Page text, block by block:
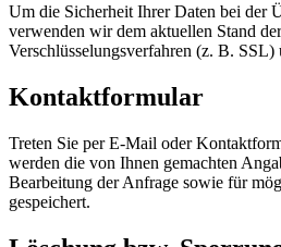
Um die Sicherheit Ihrer Daten bei der
verwenden wir dem aktuellen Stand
Verschlüsselungsverfahren (z. B.
Kontaktformular
Treten Sie per E-Mail oder
werden die von Ihnen gemachten
Bearbeitung der Anfrage sowie für
gespeichert.